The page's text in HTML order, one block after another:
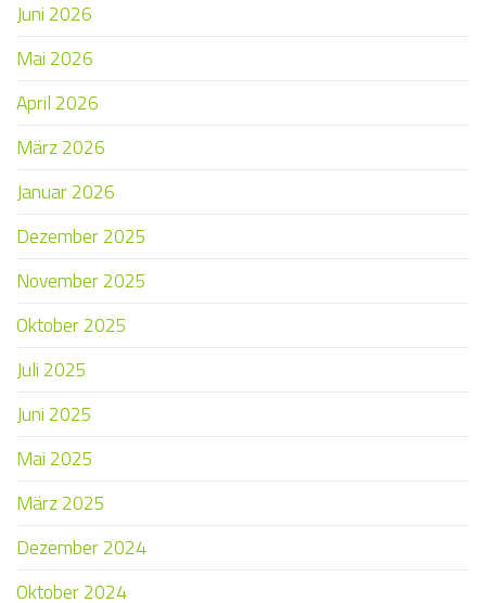
Juni 2026
Mai 2026
April 2026
März 2026
Januar 2026
Dezember 2025
November 2025
Oktober 2025
Juli 2025
Juni 2025
Mai 2025
März 2025
Dezember 2024
Oktober 2024